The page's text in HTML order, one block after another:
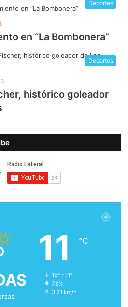
Deportes
en “La Bombonera”
Deportes
histórico goleador
11 ℃
15º - 11º
78%
3.21 km/h